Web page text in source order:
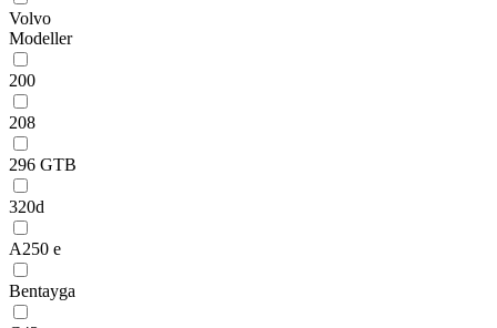
Volvo
Modeller
200
208
296 GTB
320d
A250 e
Bentayga